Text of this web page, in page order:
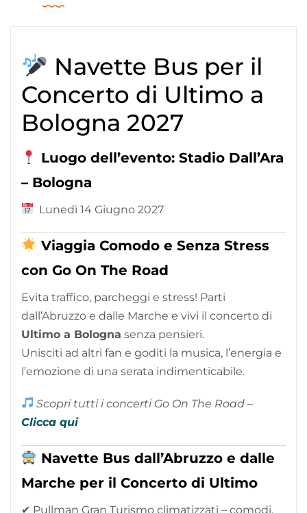
Navette Bus per il
Concerto di Ultimo a
Bologna 2027
Luogo dell’evento: Stadio Dall’Ara
– Bologna
Lunedì 14 Giugno 2027
Viaggia Comodo e Senza Stress
con Go On The Road
Evita traffico, parcheggi e stress! Parti
dall’Abruzzo e dalle Marche e vivi il concerto di
Ultimo a Bologna senza pensieri.
Unisciti ad altri fan e goditi la musica, l’energia e
l’emozione di una serata indimenticabile.
Scopri tutti i concerti Go On The Road –
Clicca qui
Navette Bus dall’Abruzzo e dalle
Marche per il Concerto di Ultimo
✔ Pullman Gran Turismo climatizzati – comodi,